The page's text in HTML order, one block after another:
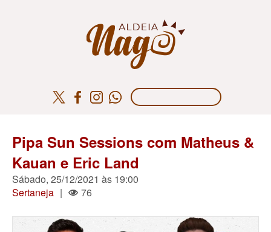
Pipa Sun Sessions com Matheus &
Kauan e Eric Land
Sábado, 25/12/2021 às 19:00
Sertaneja | 76